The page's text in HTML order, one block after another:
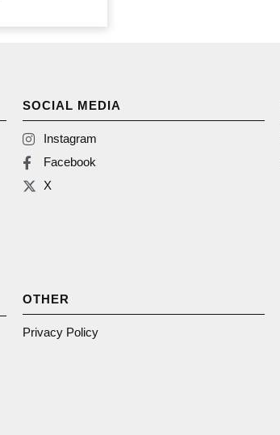
SOCIAL MEDIA
Instagram
Facebook
X
OTHER
Privacy Policy